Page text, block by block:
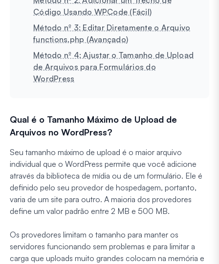
Código Usando WPCode (Fácil)
Método nº 3: Editar Diretamente o Arquivo
functions.php (Avançado)
Método nº 4: Ajustar o Tamanho de Upload
de Arquivos para Formulários do
WordPress
Qual é o Tamanho Máximo de Upload de
Arquivos no WordPress?
Seu tamanho máximo de upload é o maior arquivo
individual que o WordPress permite que você adicione
através da biblioteca de mídia ou de um formulário. Ele é
definido pelo seu provedor de hospedagem, portanto,
varia de um site para outro. A maioria dos provedores
define um valor padrão entre 2 MB e 500 MB.
Os provedores limitam o tamanho para manter os
servidores funcionando sem problemas e para limitar a
carga que uploads muito grandes colocam na memória e